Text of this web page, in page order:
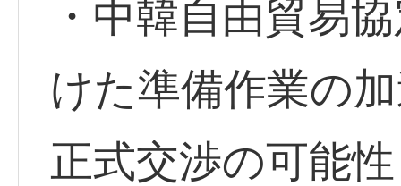
・中韓自由貿易
けた準備作業の
正式交渉の可能